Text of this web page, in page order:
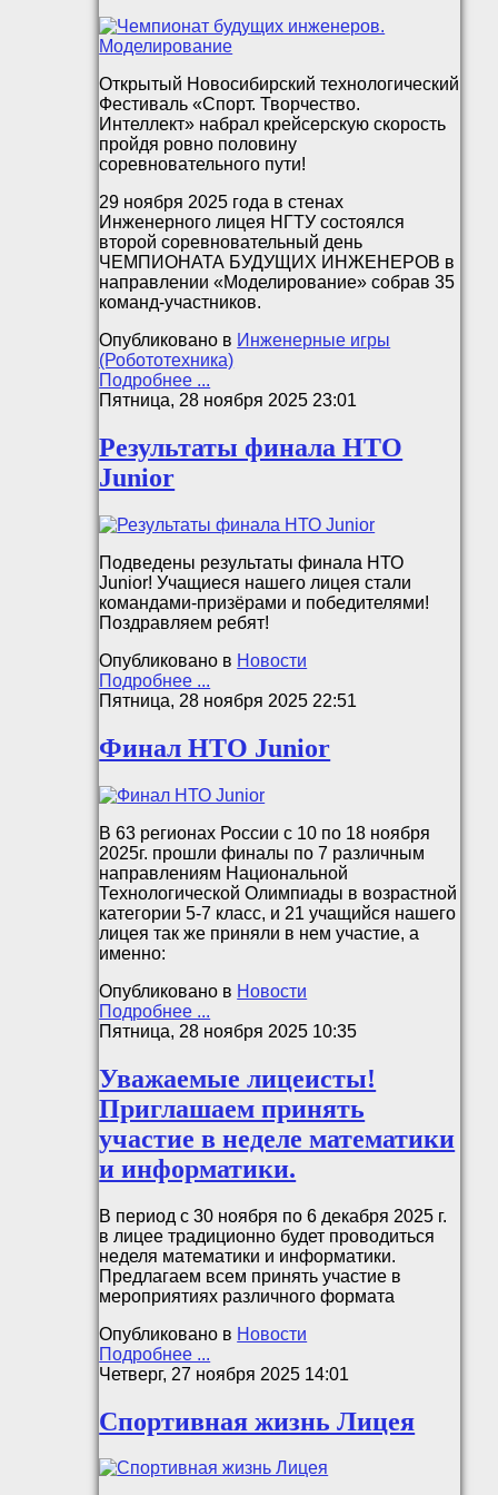
Открытый Новосибирский технологический
Фестиваль «Спорт. Творчество.
Интеллект» набрал крейсерскую скорость
пройдя ровно половину
соревновательного пути!
29 ноября 2025 года в стенах
Инженерного лицея НГТУ состоялся
второй соревновательный день
ЧЕМПИОНАТА БУДУЩИХ ИНЖЕНЕРОВ в
направлении «Моделирование» собрав 35
команд-участников.
Опубликовано в Инженерные игры
(Робототехника)
Подробнее ...
Пятница, 28 ноября 2025 23:01
Результаты финала НТО
Junior
Подведены результаты финала НТО
Junior! Учащиеся нашего лицея стали
командами-призёрами и победителями!
Поздравляем ребят!
Опубликовано в Новости
Подробнее ...
Пятница, 28 ноября 2025 22:51
Финал НТО Junior
В 63 регионах России с 10 по 18 ноября
2025г. прошли финалы по 7 различным
направлениям Национальной
Технологической Олимпиады в возрастной
категории 5-7 класс, и 21 учащийся нашего
лицея так же приняли в нем участие, а
именно:
Опубликовано в Новости
Подробнее ...
Пятница, 28 ноября 2025 10:35
Уважаемые лицеисты!
Приглашаем принять
участие в неделе математики
и информатики.
В период с 30 ноября по 6 декабря 2025 г.
в лицее традиционно будет проводиться
неделя математики и информатики.
Предлагаем всем принять участие в
мероприятиях различного формата
Опубликовано в Новости
Подробнее ...
Четверг, 27 ноября 2025 14:01
Спортивная жизнь Лицея